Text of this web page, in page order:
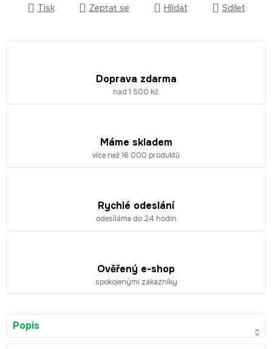
Tisk Zeptat se Hlídat Sdílet
Doprava zdarma
nad 1 500 Kč
Máme skladem
více než 16 000 produktů
Rychlé odeslání
odesíláme do 24 hodin
Ověřený e-shop
spokojenými zákazníky
Popis